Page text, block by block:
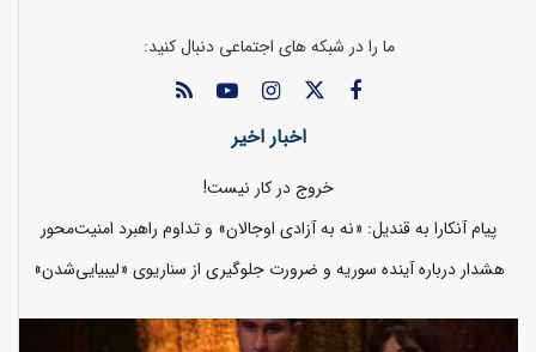
ما را در شبکه های اجتماعی دنبال کنید:
اخبار اخیر
خروج در کار نیست!
پیام آنکارا به قندیل: «نه به آزادی اوجالان» و تداوم راهبرد امنیت‌محور
هشدار درباره آینده سوریه و ضرورت جلوگیری از سناریوی «لیبیایی‌شدن»